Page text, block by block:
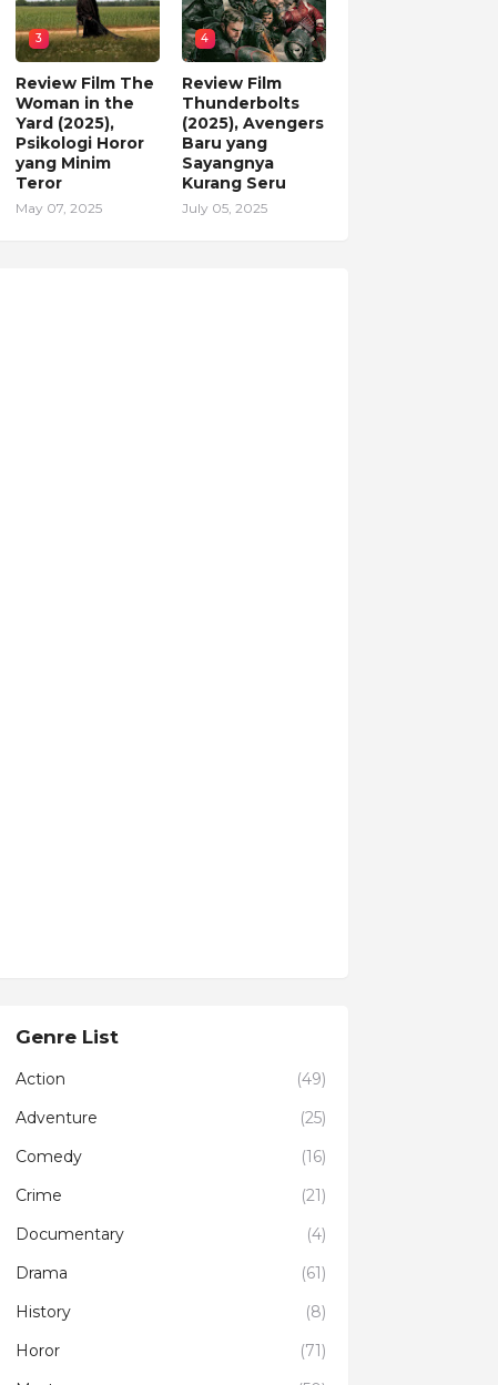
3
Review Film The
Woman in the
Yard (2025),
Psikologi Horor
yang Minim
Teror
May 07, 2025
4
Review Film
Thunderbolts
(2025), Avengers
Baru yang
Sayangnya
Kurang Seru
July 05, 2025
Genre List
Action
(49)
Adventure
(25)
Comedy
(16)
Crime
(21)
Documentary
(4)
Drama
(61)
History
(8)
Horor
(71)